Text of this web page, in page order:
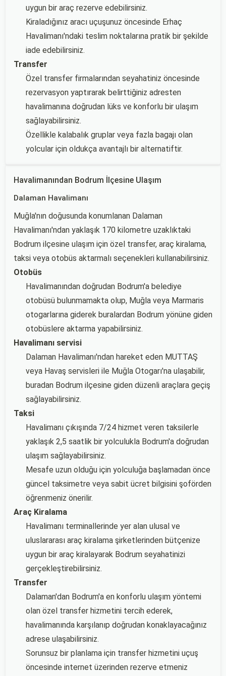
uygun bir araç rezerve edebilirsiniz.
Kiraladığınız aracı uçuşunuz öncesinde Erhaç
Havalimanı'ndaki teslim noktalarına pratik bir şekilde
iade edebilirsiniz.
Transfer
Özel transfer firmalarından seyahatiniz öncesinde
rezervasyon yaptırarak belirttiğiniz adresten
havalimanına doğrudan lüks ve konforlu bir ulaşım
sağlayabilirsiniz.
Özellikle kalabalık gruplar veya fazla bagajı olan
yolcular için oldukça avantajlı bir alternatiftir.
Havalimanından Bodrum İlçesine Ulaşım
Dalaman Havalimanı
Muğla'nın doğusunda konumlanan Dalaman
Havalimanı'ndan yaklaşık 170 kilometre uzaklıktaki
Bodrum ilçesine ulaşım için özel transfer, araç kiralama,
taksi veya otobüs aktarmalı seçenekleri kullanabilirsiniz.
Otobüs
Havalimanından doğrudan Bodrum'a belediye
otobüsü bulunmamakta olup, Muğla veya Marmaris
otogarlarına giderek buralardan Bodrum yönüne giden
otobüslere aktarma yapabilirsiniz.
Havalimanı servisi
Dalaman Havalimanı'ndan hareket eden MUTTAŞ
veya Havaş servisleri ile Muğla Otogarı'na ulaşabilir,
buradan Bodrum ilçesine giden düzenli araçlara geçiş
sağlayabilirsiniz.
Taksi
Havalimanı çıkışında 7/24 hizmet veren taksilerle
yaklaşık 2,5 saatlik bir yolculukla Bodrum'a doğrudan
ulaşım sağlayabilirsiniz.
Mesafe uzun olduğu için yolculuğa başlamadan önce
güncel taksimetre veya sabit ücret bilgisini şoförden
öğrenmeniz önerilir.
Araç Kiralama
Havalimanı terminallerinde yer alan ulusal ve
uluslararası araç kiralama şirketlerinden bütçenize
uygun bir araç kiralayarak Bodrum seyahatinizi
gerçekleştirebilirsiniz.
Transfer
Dalaman'dan Bodrum'a en konforlu ulaşım yöntemi
olan özel transfer hizmetini tercih ederek,
havalimanında karşılanıp doğrudan konaklayacağınız
adrese ulaşabilirsiniz.
Sorunsuz bir planlama için transfer hizmetini uçuş
öncesinde internet üzerinden rezerve etmeniz